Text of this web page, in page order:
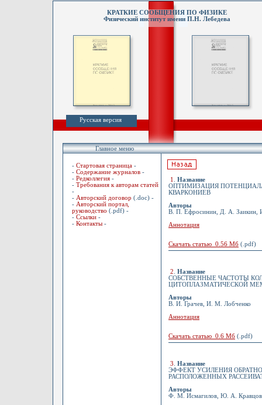
КРАТКИЕ СООБЩЕНИЯ ПО ФИЗИКЕ
Физический институт имени П.Н. Лебедева
Русская версия
Главное меню
- Стартовая страница -
- Содержание журналов -
- Редколлегия -
- Требования к авторам статей
-
- Авторский договор (.doc) -
- Авторский портал,
руководство (.pdf) -
- Ссылки -
- Контакты -
1
Название
ОПТИМИЗАЦИЯ
КВАРКОНИЕВ
Авторы
В. П. Ефросинин, Д. А. Заикин,
Аннотация
Скачать статью 0.56 Мб (.pdf)
2
Название
СОБСТВЕННЫЕ ЧАСТОТЫ
ЦИТОПЛАЗМАТИЧЕСКОЙ
Авторы
В. И. Грачев, И. М. Лобченко
Аннотация
Скачать статью 0.6 Мб (.pdf)
3
Название
ЭФФЕКТ УСИЛЕНИЯ
РАСПОЛОЖЕННЫХ
Авторы
Ф. М. Исмагилов, Ю. А. Кравцов